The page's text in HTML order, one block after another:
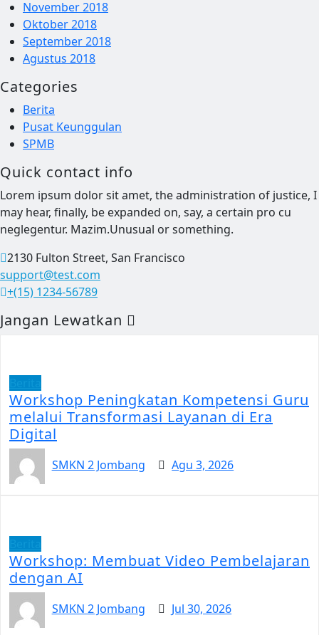
November 2018
Oktober 2018
September 2018
Agustus 2018
Categories
Berita
Pusat Keunggulan
SPMB
Quick contact info
Lorem ipsum dolor sit amet, the administration of justice, I
may hear, finally, be expanded on, say, a certain pro cu
neglegentur. Mazim.Unusual or something.
2130 Fulton Street, San Francisco
support@test.com
+(15) 1234-56789
Jangan Lewatkan
Workshop Peningkatan Kompetensi Guru
melalui Transformasi Layanan di Era
Digital
SMKN 2 Jombang Agu 3, 2026
Workshop: Membuat Video Pembelajaran
dengan AI
SMKN 2 Jombang Jul 30, 2026